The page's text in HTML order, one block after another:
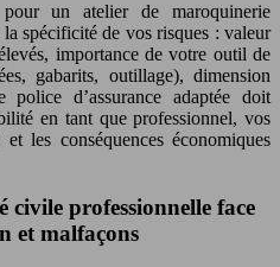
un atelier de maroquinerie
spécificité de vos risques : valeur
importance de votre outil de
gabarits, outillage), dimension
d’assurance adaptée doit
en tant que professionnel, vos
les conséquences économiques
civile professionnelle face
et malfaçons